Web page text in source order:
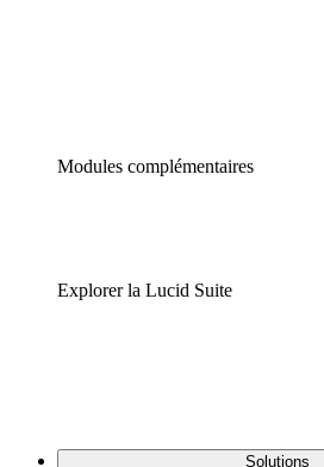
Modules complémentaires
Explorer la Lucid Suite
Solutions